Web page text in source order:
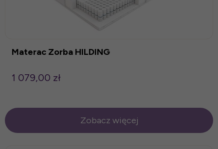
Materac Zorba HILDING
1 079,00 zł
Zobacz więcej